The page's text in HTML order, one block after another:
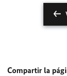
Compartir la